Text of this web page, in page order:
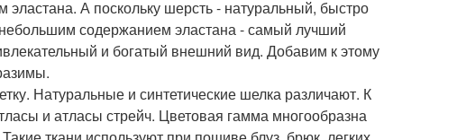
А поскольку шерсть - натуральный, быстро
содержанием эластана - самый лучший
и богатый внешний вид. Добавим к этому
Натуральные и синтетические шелка различают. К
и атласы стрейч. Цветовая гамма многообразна